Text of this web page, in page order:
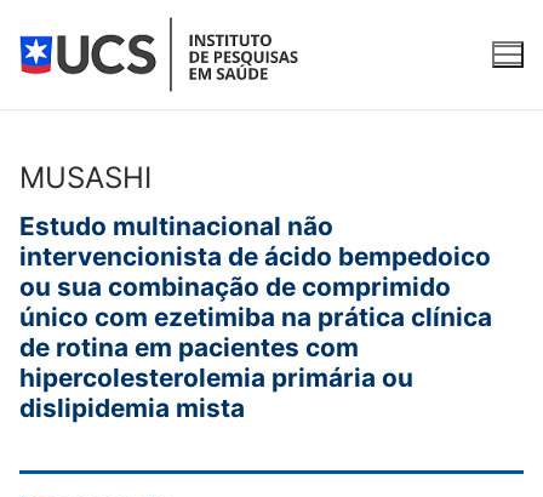
para
O Instituto
Apresentação
Equipe
Qualidade
Publicações
Para participantes
O que é pesquisa clínica?
Fases da pesquisa clínica
Como participar
Pesquisas clínicas
Pesquisas clínicas com recrutamento aberto
Pesquisas clínicas em andamento
Pesquisas concluídas
Serviços
Água Purificada e Ultrapurificada
REDCap
Contato
MUSASHI
Estudo multinacional não
intervencionista de ácido bempedoico
ou sua combinação de comprimido
único com ezetimiba na prática clínica
de rotina em pacientes com
hipercolesterolemia primária ou
dislipidemia mista